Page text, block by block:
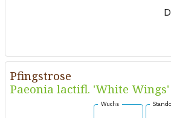
Pfingstrose
Paeonia lactifl. 'White Wings'
Wuchs